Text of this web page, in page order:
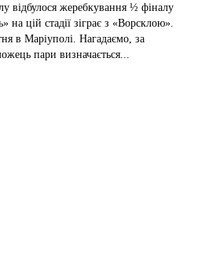
відбулося жеребкування ½ фіналу
цій стадії зіграє з «Ворсклою».
в Маріуполі. Нагадаємо, за
пари визначається...